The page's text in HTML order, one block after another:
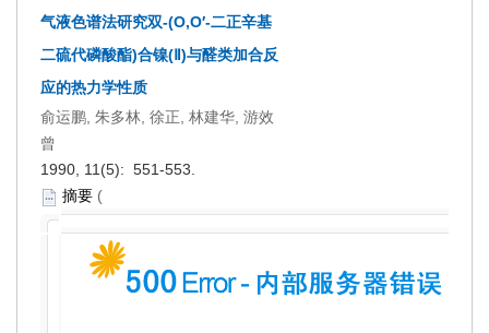
气液色谱法研究双-(O,O′-二正辛基
二硫代磷酸酯)合镍(Ⅱ)与醛类加合反
应的热力学性质
俞运鹏, 朱多林, 徐正, 林建华, 游效
曾
1990, 11(5): 551-553.
摘要 (